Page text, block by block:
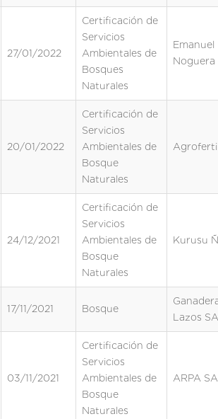
27/01/2022
Certificación de
Servicios
Ambientales de
Bosques
Naturales
Emanuel
Noguera
20/01/2022
Certificación de
Servicios
Ambientales de
Bosque
Naturales
24/12/2021
Certificación de
Servicios
Ambientales de
Bosque
Naturales
Kurusu
17/11/2021 Bosque
Lazos SA
03/11/2021
Certificación de
Servicios
Ambientales de
Bosque
Naturales
ARPA